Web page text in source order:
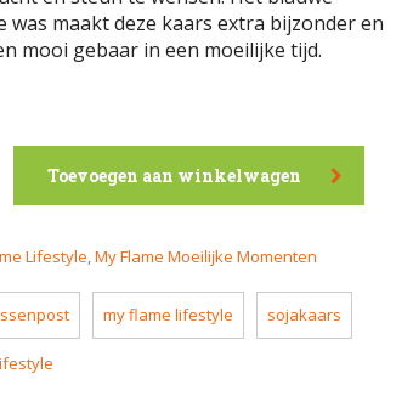
was maakt deze kaars extra bijzonder en
mooi gebaar in een moeilijke tijd.
Toevoegen aan winkelwagen
Lifestyle,My Flame Moeilijke Momenten
my flame lifestyle sojakaars